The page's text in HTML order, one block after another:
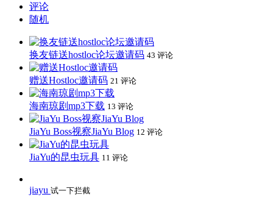
评论
随机
换友链送hostloc论坛邀请码 43 评论
赠送Hostloc邀请码 21 评论
海南琼剧mp3下载 13 评论
JiaYu Boss视察JiaYu Blog 12 评论
JiaYu的昆虫玩具 11 评论
jiayu 试一下拦截